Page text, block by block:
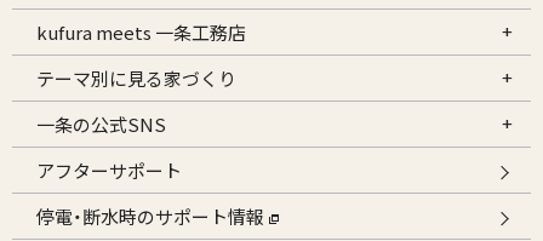
kufura meets 一条工務店
テーマ別に見る家づくり
一条の公式SNS
アフターサポート
停電・断水時のサポート情報